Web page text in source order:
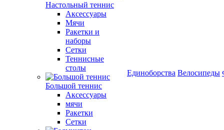
Настольный теннис
Аксессуары
Мячи
Ракетки и
наборы
Сетки
Теннисные
столы
Большой теннис
Аксессуары
мячи
Ракетки
Сетки
Единоборства Велосипеды